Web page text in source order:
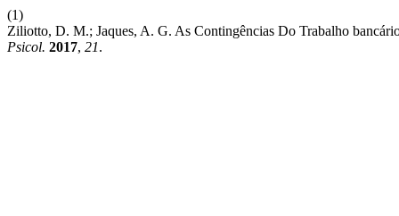
(1)
Ziliotto, D. M.; Jaques, A. G. As Contingências Do Trabalho
Psicol. 2017, 21.